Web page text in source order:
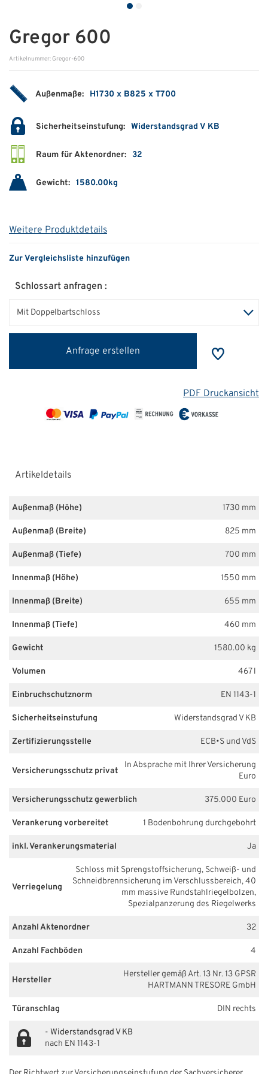
Messen & Events
Presse
Qualitätspolitik
Karriere
Gregor 600
Artikelnummer: Gregor-600
Außenmaße: H1730 x B825 x T700
Sicherheitseinstufung: Widerstandsgrad V KB
Raum für Aktenordner: 32
Gewicht: 1580.00kg
Weitere Produktdetails
Zur Vergleichsliste hinzufügen
Schlossart anfragen :
Mit Doppelbartschloss
Anfrage erstellen
PDF Druckansicht
Artikeldetails
Außenmaß (Höhe) 1730 mm
Außenmaß (Breite) 825 mm
Außenmaß (Tiefe) 700 mm
Innenmaß (Höhe) 1550 mm
Innenmaß (Breite) 655 mm
Innenmaß (Tiefe) 460 mm
Gewicht 1580.00 kg
Volumen 467 l
Einbruchschutznorm EN 1143-1
Sicherheitseinstufung Widerstandsgrad V KB
Zertifizierungsstelle ECB•S und VdS
Versicherungsschutz privat
In Absprache mit Ihrer Versicherung
Euro
Versicherungsschutz gewerblich 375.000 Euro
Verankerung vorbereitet 1 Bodenbohrung durchgebohrt
inkl. Verankerungsmaterial Ja
Verriegelung
Schloss mit Sprengstoffsicherung, Schweiß- und
Schneidbrennsicherung im Verschlussbereich, 40
mm massive Rundstahlriegelbolzen,
Spezialpanzerung des Riegelwerks
Anzahl Aktenordner 32
Anzahl Fachböden 4
Hersteller
Hersteller gemäß Art. 13 Nr. 13 GPSR
HARTMANN TRESORE GmbH
Türanschlag DIN rechts
- Widerstandsgrad V KB
nach EN 1143-1